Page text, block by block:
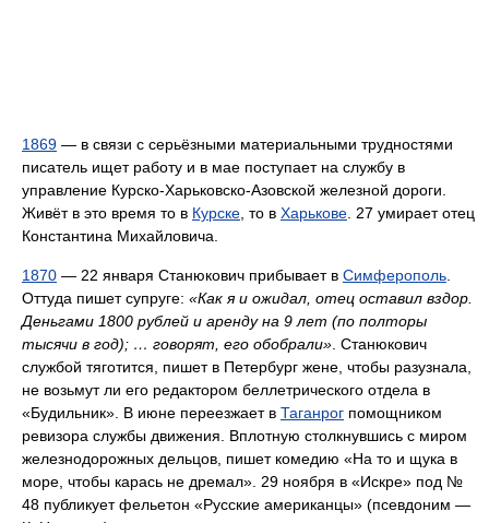
1869 — в связи с серьёзными материальными трудностями
писатель ищет работу и в мае поступает на службу в
управление Курско-Харьковско-Азовской железной дороги.
Живёт в это время то в Курске, то в Харькове. 27 умирает отец
Константина Михайловича.
1870 — 22 января Станюкович прибывает в Симферополь.
Оттуда пишет супруге: «Как я и ожидал, отец оставил вздор.
Деньгами 1800 рублей и аренду на 9 лет (по полторы
тысячи в год); … говорят, его обобрали». Станюкович
службой тяготится, пишет в Петербург жене, чтобы разузнала,
не возьмут ли его редактором беллетрического отдела в
«Будильник». В июне переезжает в Таганрог помощником
ревизора службы движения. Вплотную столкнувшись с миром
железнодорожных дельцов, пишет комедию «На то и щука в
море, чтобы карась не дремал». 29 ноября в «Искре» под №
48 публикует фельетон «Русские американцы» (псевдоним —